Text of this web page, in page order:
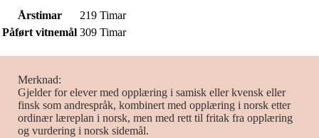
Årstimar
219 Timar
Påført vitnemål 309 Timar
Merknad
Gjelder for elever med opplæring i samisk eller kvensk eller
finsk som andrespråk, kombinert med opplæring i norsk etter
ordinær læreplan i norsk, men med rett til fritak fra opplæring
og vurdering i norsk sidemål.